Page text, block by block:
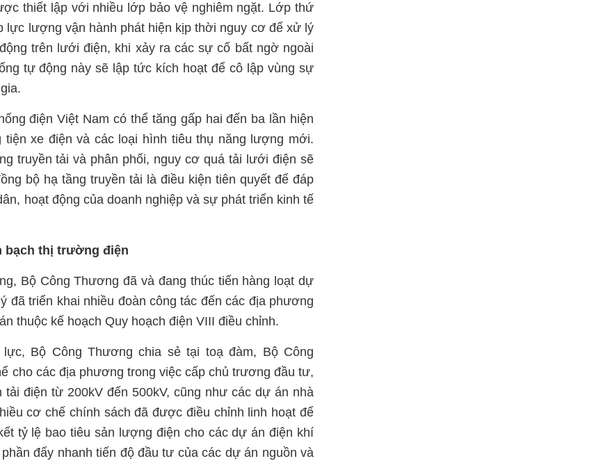
thiết lập với nhiều lớp bảo vệ nghiêm ngặt. Lớp thứ
lực lượng vận hành phát hiện kịp thời nguy cơ để xử lý
trên lưới điện, khi xảy ra các sự cố bất ngờ ngoài
tự động này sẽ lập tức kích hoạt để cô lập vùng sự
điện Việt Nam có thể tăng gấp hai đến ba lần hiện
xe điện và các loại hình tiêu thụ năng lượng mới.
truyền tải và phân phối, nguy cơ quá tải lưới điện sẽ
bộ hạ tầng truyền tải là điều kiện tiên quyết để đáp
hoạt động của doanh nghiệp và sự phát triển kinh tế
bạch thị trường điện
Bộ Công Thương đã và đang thúc tiến hàng loạt dự
đã triển khai nhiều đoàn công tác đến các địa phương
thuộc kế hoạch Quy hoạch điện VIII điều chỉnh.
Bộ Công Thương chia sẻ tại toạ đàm, Bộ Công
cho các địa phương trong việc cấp chủ trương đầu tư,
điện từ 200kV đến 500kV, cũng như các dự án nhà
cơ chế chính sách đã được điều chỉnh linh hoạt để
tỷ lệ bao tiêu sản lượng điện cho các dự án điện khí
đẩy nhanh tiến độ đầu tư của các dự án nguồn và